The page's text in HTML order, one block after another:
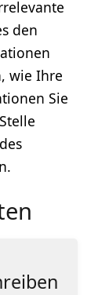
den
wie Ihre
Sie